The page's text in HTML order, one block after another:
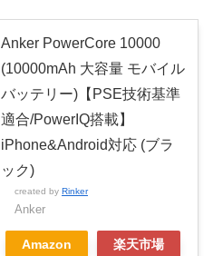
Anker PowerCore 10000
(10000mAh 大容量 モバイル
バッテリー)【PSE技術基準
適合/PowerIQ搭載】
iPhone&Android対応 (ブラ
ック)
created by Rinker
Anker
Amazon 楽天市場